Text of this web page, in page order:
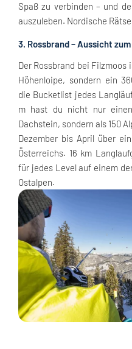
Spaß zu verbinden – und
auszuleben. Nordische
3. Rossbrand – Aussicht
Der Rossbrand bei
Höhenloipe, sondern ein
die Bucketlist jedes
m hast du nicht nur
Dachstein, sondern als 150
Dezember bis April über
Österreichs. 16 km
für jedes Level auf einem
Ostalpen.